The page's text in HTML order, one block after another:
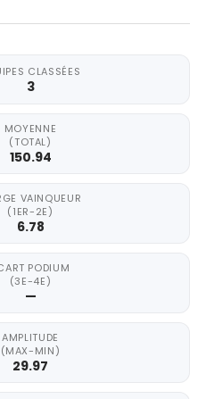
CLASSÉES
3
MOYENNE
(TOTAL)
150.94
VAINQUEUR
(1ER-2E)
6.78
PODIUM
(3E-4E)
—
AMPLITUDE
(MAX-MIN)
29.97